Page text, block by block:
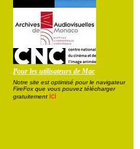
Pour les utilisateurs de Mac
Notre site est optimisé pour le navigateur
FireFox que vous pouvez télécharger
gratuitement ici